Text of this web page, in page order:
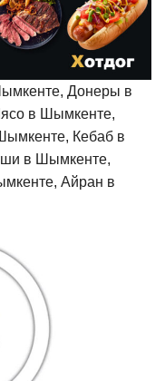
Донеры в
в Шымкенте,
Кебаб в
в Шымкенте,
Айран в